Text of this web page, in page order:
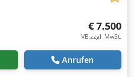
€ 7.500
VB zzgl. MwSt.
Anrufen